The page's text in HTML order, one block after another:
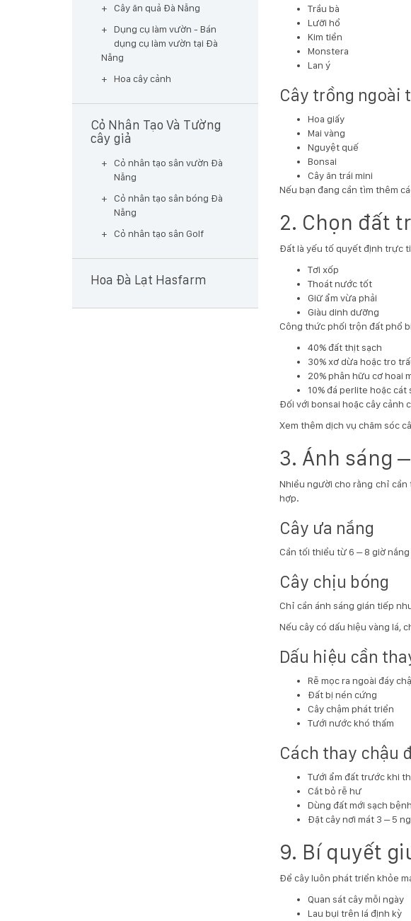
Cây ăn quả Đà Nẵng
Dụng cụ làm vườn - Bán
dụng cụ làm vườn tại Đà
Nẵng
Hoa cây cảnh
Cỏ Nhân Tạo Và Tường
cây giả
Cỏ nhân tạo sân vườn Đà
Nẵng
Cỏ nhân tạo sân bóng Đà
Nẵng
Cỏ nhân tạo sân Golf
Hoa Đà Lạt Hasfarm
Trầu bà
Lưỡi hổ
Kim tiền
Monstera
Lan ý
Cây trồng ngoài
Hoa giấy
Mai vàng
Nguyệt quế
Bonsai
Cây ăn trái mini
Nếu bạn đang cần tìm thêm
2. Chọn đất
Đất là yếu tố quyết định trực
Tơi xốp
Thoát nước tốt
Giữ ẩm vừa phải
Giàu dinh dưỡng
Công thức phối trộn đất phổ
40% đất thịt sạch
30% xơ dừa hoặc tro
20% phân hữu cơ hoai
10% đá perlite hoặc cát
Đối với bonsai hoặc cây cảnh
Xem thêm dịch vụ chăm sóc
3. Ánh sáng
Nhiều người cho rằng chỉ
hợp.
Cây ưa nắng
Cần tối thiểu từ 6 – 8 giờ
Cây chịu bóng
Chỉ cần ánh sáng gián tiếp
Nếu cây có dấu hiệu vàng lá,
Dấu hiệu cần
Rễ mọc ra ngoài đáy
Đất bị nén cứng
Cây chậm phát triển
Tưới nước khó thấm
Cách thay chậu
Tưới ẩm đất trước khi
Cắt bỏ rễ hư
Dùng đất mới sạch bệnh
Đặt cây nơi mát 3 – 5
9. Bí quyết
Để cây luôn phát triển khỏe
Quan sát cây mỗi ngày
Lau bụi trên lá định kỳ